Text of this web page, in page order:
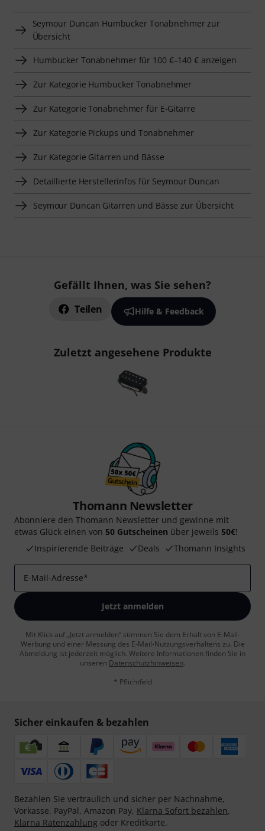
Seymour Duncan Humbucker Tonabnehmer zur
Übersicht
Humbucker Tonabnehmer für 100 €–140 € anzeigen
Zur Kategorie Humbucker Tonabnehmer
Zur Kategorie Tonabnehmer für E-Gitarre
Zur Kategorie Pickups und Tonabnehmer
Zur Kategorie Gitarren und Bässe
Detaillierte Herstellerinfos für Seymour Duncan
Seymour Duncan Gitarren und Bässe zur Übersicht
Gefällt Ihnen, was Sie sehen?
Teilen Hilfe & Feedback
Zuletzt angesehene Produkte
Thomann Newsletter
Abonniere den Thomann Newsletter und gewinne mit
etwas Glück einen von 50 Gutscheinen über jeweils 50€!
Inspirierende Beiträge
Deals Thomann Insights
E-Mail-Adresse*
Jetzt anmelden
Mit Klick auf „Jetzt anmelden“ stimmen Sie dem Erhalt von E-Mail-
Werbung und einer Messung des E-Mail-Nutzungsverhaltens zu. Die
Abmeldung ist jederzeit möglich. Weitere Informationen finden Sie in
unseren Datenschutzhinweisen.
* Pflichtfeld
Sicher einkaufen & bezahlen
Bezahlen Sie vertraulich und sicher per Nachnahme,
Vorkasse, PayPal, Amazon Pay, Klarna Sofort bezahlen,
Klarna Ratenzahlung oder Kreditkarte.